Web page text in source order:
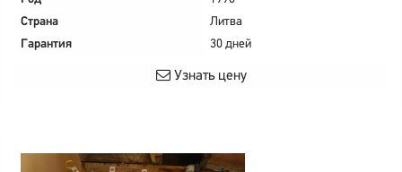
Страна
Литва
Гарантия
30 дней
Узнать цену